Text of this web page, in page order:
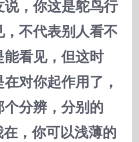
，你这是鸵鸟行
不代表别人看不
看见，但这时
对你起作用了，
分辨，分别的
，你可以浅薄的